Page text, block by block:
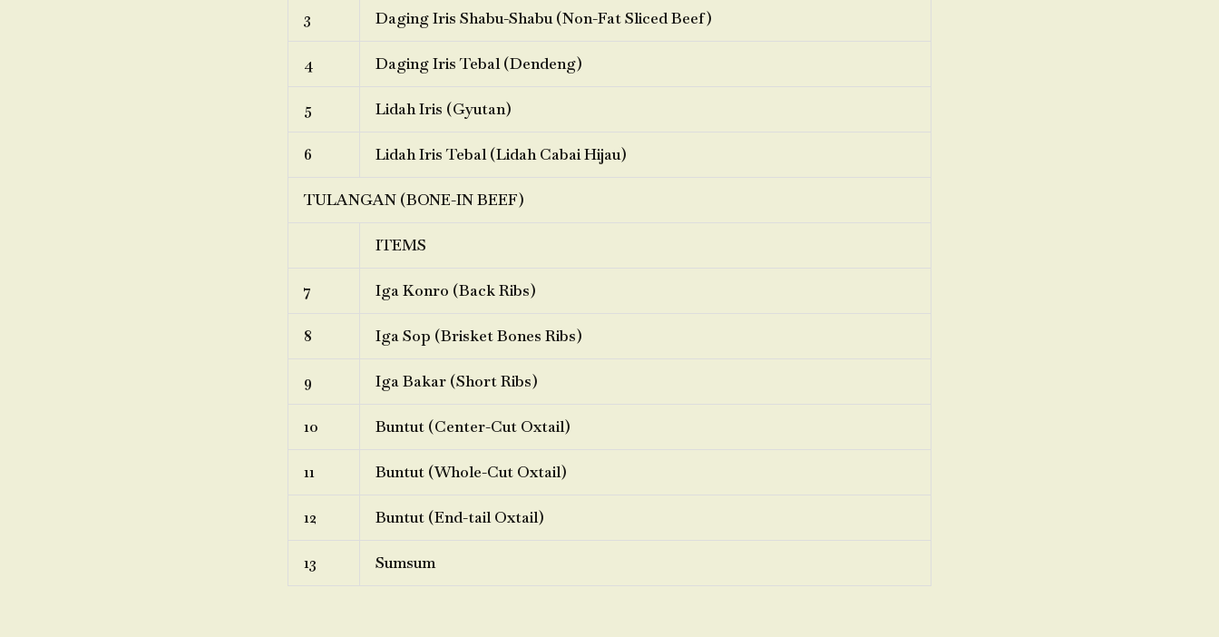
3 Daging Iris Shabu-Shabu (Non-Fat Sliced Beef)
4 Daging Iris Tebal (Dendeng)
5 Lidah Iris (Gyutan)
6 Lidah Iris Tebal (Lidah Cabai Hijau)
TULANGAN (BONE-IN BEEF)
ITEMS
7 Iga Konro (Back Ribs)
8 Iga Sop (Brisket Bones Ribs)
9 Iga Bakar (Short Ribs)
10 Buntut (Center-Cut Oxtail)
11 Buntut (Whole-Cut Oxtail)
12 Buntut (End-tail Oxtail)
13 Sumsum